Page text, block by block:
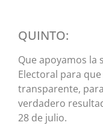
QUINTO:
Que apoyamos la
Electoral para
transparente,
verdadero
28 de julio.